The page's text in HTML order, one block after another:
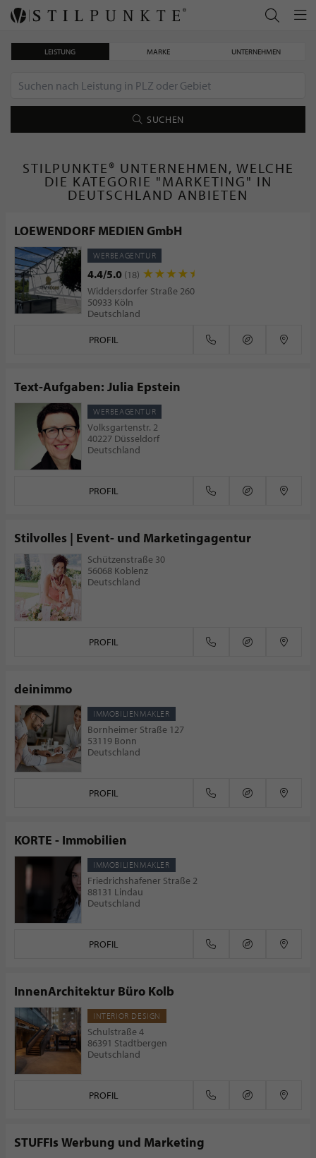
LEISTUNG MARKE UNTERNEHMEN
SUCHEN
STILPUNKTE® UNTERNEHMEN, WELCHE
DIE KATEGORIE "MARKETING" IN
DEUTSCHLAND ANBIETEN
LOEWENDORF MEDIEN GmbH
WERBEAGENTUR
4.4/5.0 (18)
Widdersdorfer Straße 260
50933 Köln
Deutschland
PROFIL
Text-Aufgaben: Julia Epstein
WERBEAGENTUR
Volksgartenstr. 2
40227 Düsseldorf
Deutschland
PROFIL
Stilvolles | Event- und Marketingagentur
Schützenstraße 30
56068 Koblenz
Deutschland
PROFIL
deinimmo
IMMOBILIENMAKLER
Bornheimer Straße 127
53119 Bonn
Deutschland
PROFIL
KORTE - Immobilien
IMMOBILIENMAKLER
Friedrichshafener Straße 2
88131 Lindau
Deutschland
PROFIL
InnenArchitektur Büro Kolb
INTERIOR DESIGN
Schulstraße 4
86391 Stadtbergen
Deutschland
PROFIL
STUFFIs Werbung und Marketing